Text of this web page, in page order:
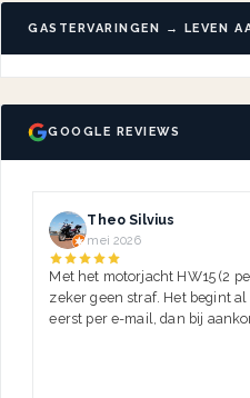
GOOGLE REVIEWS
Theo Silvius
mei 2026
Met het motorjacht HW15 (2
zeker geen straf. Het begint
eerst per e-mail, dan bij
GASTERVARINGEN → LEVEN